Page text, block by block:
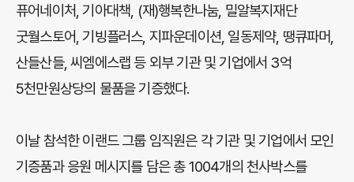
퓨어네이처, 기아대책, (재)행복한나눔, 밀알복지재단
굿월스토어, 기빙플러스, 지파운데이션, 일동제약, 땡큐파머,
산들산들, 씨엠에스랩 등 외부 기관 및 기업에서 3억
5천만원상당의 물품을 기증했다.
이날 참석한 이랜드 그룹 임직원은 각 기관 및 기업에서 모인
기증품과 응원 메시지를 담은 총 1004개의 천사박스를